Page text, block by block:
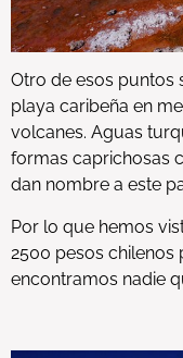
Otro de esos puntos
playa caribeña en
volcanes. Aguas
formas caprichosas
dan nombre a este
Por lo que hemos
2500 pesos
encontramos nadie